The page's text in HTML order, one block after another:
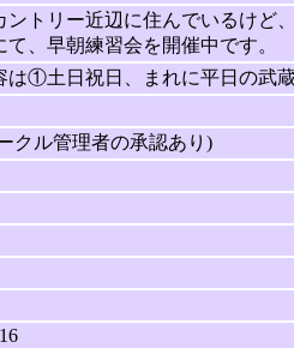
ントリー近辺に住んでいるけど
て、早朝練習会を開催中です。
は①土日祝日、まれに平日の武
クル管理者の承認あり)